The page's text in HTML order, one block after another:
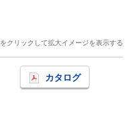
クリックして拡大イメージを表示する
カタログ